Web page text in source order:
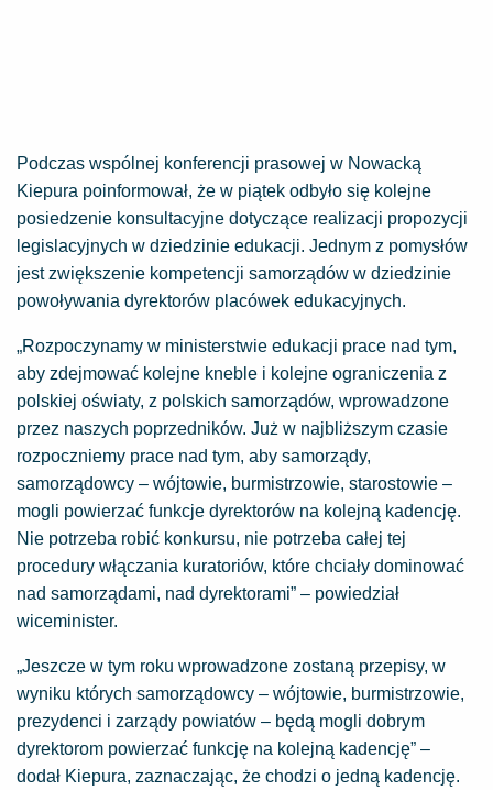
Podczas wspólnej konferencji prasowej w Nowacką
Kiepura poinformował, że w piątek odbyło się kolejne
posiedzenie konsultacyjne dotyczące realizacji propozycji
legislacyjnych w dziedzinie edukacji. Jednym z pomysłów
jest zwiększenie kompetencji samorządów w dziedzinie
powoływania dyrektorów placówek edukacyjnych.
„Rozpoczynamy w ministerstwie edukacji prace nad tym,
aby zdejmować kolejne kneble i kolejne ograniczenia z
polskiej oświaty, z polskich samorządów, wprowadzone
przez naszych poprzedników. Już w najbliższym czasie
rozpoczniemy prace nad tym, aby samorządy,
samorządowcy – wójtowie, burmistrzowie, starostowie –
mogli powierzać funkcje dyrektorów na kolejną kadencję.
Nie potrzeba robić konkursu, nie potrzeba całej tej
procedury włączania kuratoriów, które chciały dominować
nad samorządami, nad dyrektorami” – powiedział
wiceminister.
„Jeszcze w tym roku wprowadzone zostaną przepisy, w
wyniku których samorządowcy – wójtowie, burmistrzowie,
prezydenci i zarządy powiatów – będą mogli dobrym
dyrektorom powierzać funkcję na kolejną kadencję” –
dodał Kiepura, zaznaczając, że chodzi o jedną kadencję.